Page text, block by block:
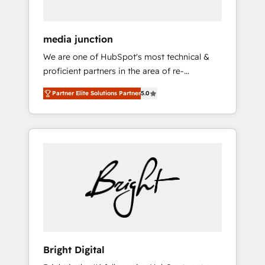
media junction
We are one of HubSpot's most technical &
proficient partners in the area of re-
platforming, website design & development.
We specialize in multi-hub implementations
for mid-market & enterprise companies. We
are woman-owned, powered by coffee, and
Impact Award 🏆2022 Technical Expertise
Impact Award 🏆2022 Platform Migration
Excellence Impact Award 🏆2020 Elite
Solutions Partner 🏆2019 Integrations
Website Design HubSpot Impact Award 🏆
Partner Elite Solutions Partner5.0
Bright Digital